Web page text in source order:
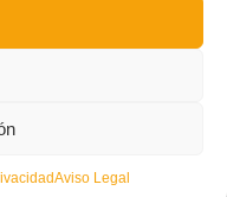
Aviso Legal
en el
en este último vivió uno de